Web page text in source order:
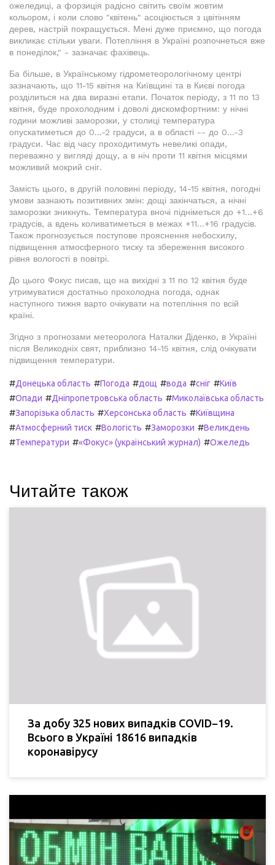
ожеледиці, а форзиція радісно світить своїм жовтим
кольором, і коли слово "квітень" асоціюється з цвітінням
дерев, настрій покращується. Мені дуже приємно, що погода
викликає стільки уваги. Потепління в Україні розпочнеться вже
в понеділок," - зазначає фахівець.
Ба більше, в Українському гідрометеорологічному центрі
зазначають, що 11-15 квітня на Київщині та в Києві погода
розділиться на два виразні етапи. Початок періоду, з 11 по 13
квітня, буде прохолодним і доволі дискомфортним: у нічні
години можливі заморозки, у столиці температура
опускатиметься до 0...-2 градуси, а в області -- до 0...-3
градуси. Час від часу проходитимуть невеликі опади,
переважно у вигляді дощу, а в ніч проти 11 квітня місцями
можливий мокрий сніг.
Замість цього, в другій половині періоду, 14-15 квітня, погодні
умови зазнають позитивних змін: дощі закінчаться, а нічні
заморозки зникнуть. Температура вночі підніметься до +1...+6
градусів, а вдень коливатиметься в межах +11...+16 градусів.
Також прогнозується поступове прояснення небосхилу,
підвищення атмосферного тиску та збереження високого
рівня вологості в повітрі.
До цього Фокус писав, що на вихідні з 11 по 12 квітня буде
утримуватися достатньо прохолодна погода, однак
наступного тижня варто очікувати на потепління по всій
країні.
Згідно з прогнозами метеоролога Наталки Діденко, в Україні
після Великодніх свят, приблизно 14-15 квітня, слід очікувати
підвищення температури.
#Донецька область #Погода #дощ #вода #сніг #Київ
#Опади #Дніпропетровська область #Миколаївська область
#Запорізька область #Херсонська область #Київщина
#Атмосферний тиск #Вологість #Заморозки #Великдень
#Температури #«Фокус» (український журнал) #Ожеледь
Читайте також
За добу 325 нових випадків COVID−19.
Всього в Україні 18616 випадків
коронавірусу